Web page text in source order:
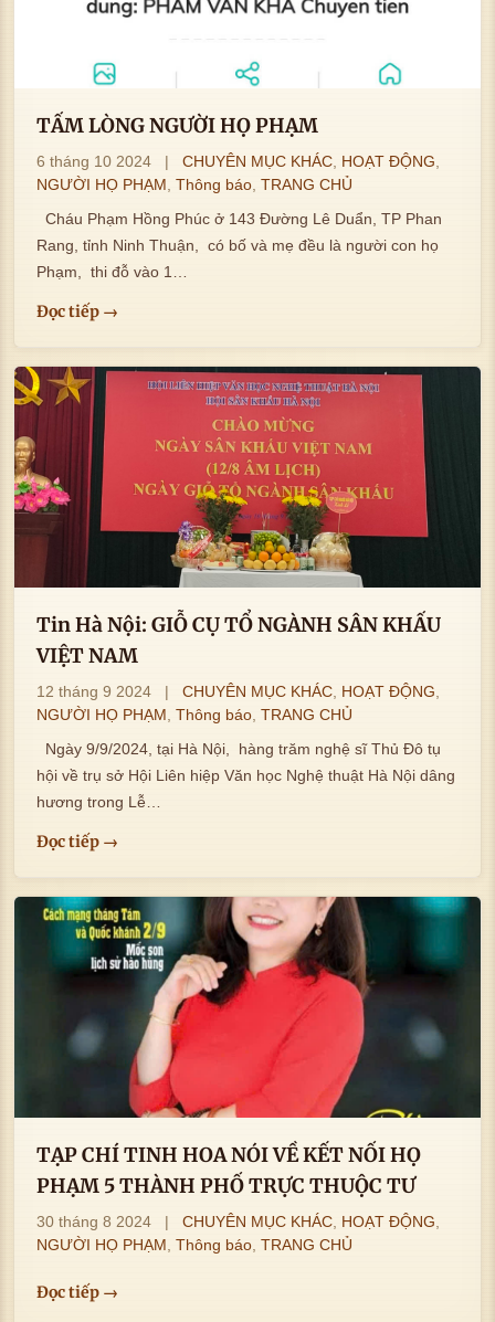
TẤM LÒNG NGƯỜI HỌ PHẠM
6 tháng 10 2024 CHUYÊN MỤC KHÁC HOẠT ĐỘNG
NGƯỜI HỌ PHẠM
Thông báo TRANG CHỦ
Cháu Phạm Hồng Phúc ở 143 Đường Lê Duẩn, TP Phan
Rang, tỉnh Ninh Thuận, có bố và mẹ đều là người con họ
Phạm, thi đỗ vào 1…
Đọc tiếp →
Tin Hà Nội: GIỖ CỤ TỔ NGÀNH SÂN KHẤU
VIỆT NAM
12 tháng 9 2024 CHUYÊN MỤC KHÁC HOẠT ĐỘNG
NGƯỜI HỌ PHẠM
Thông báo TRANG CHỦ
Ngày 9/9/2024, tại Hà Nội, hàng trăm nghệ sĩ Thủ Đô tụ
hội về trụ sở Hội Liên hiệp Văn học Nghệ thuật Hà Nội dâng
hương trong Lễ…
Đọc tiếp →
TẠP CHÍ TINH HOA NÓI VỀ KẾT NỐI HỌ
PHẠM 5 THÀNH PHỐ TRỰC THUỘC TƯ
30 tháng 8 2024 CHUYÊN MỤC KHÁC HOẠT ĐỘNG
NGƯỜI HỌ PHẠM
Thông báo TRANG CHỦ
Đọc tiếp →